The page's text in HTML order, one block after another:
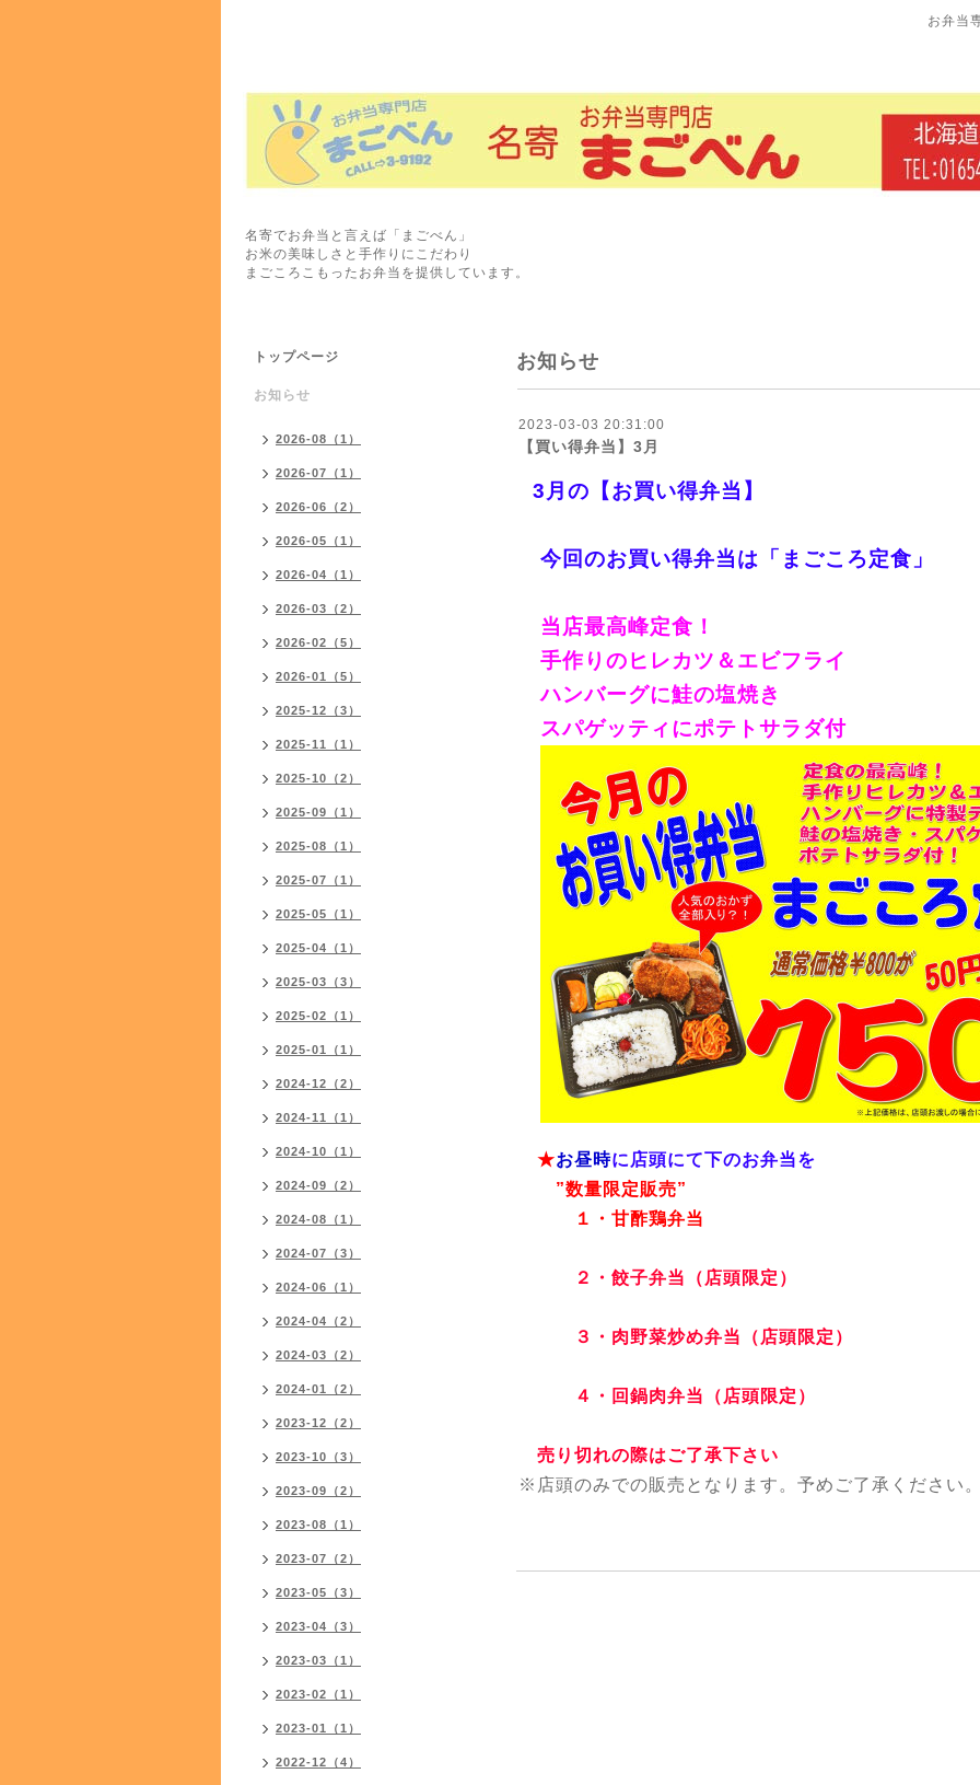
お弁当
名寄でお弁当と言えば「まごべん」
お米の美味しさと手作りにこだわり
まごころこもったお弁当を提供しています。
お知らせ
2023-03-03 20:31:00
【買い得弁当】3月
3月の【お買い得弁当】
今回のお買い得弁当は「まごころ定食」
当店最高峰定食！
手作りのヒレカツ＆エビフライ
ハンバーグに鮭の塩焼き
スパゲッティにポテトサラダ付
★お昼時に店頭にて下のお弁当を
”数量限定販売”
１・甘酢鶏弁当
２・餃子弁当（店頭限定）
３・肉野菜炒め弁当（店頭限定）
４・回鍋肉弁当（店頭限定）
売り切れの際はご了承下さい
※店頭のみでの販売となります。 予めご了承ください
トップページ
お知らせ
2026-08（1）
2026-07（1）
2026-06（2）
2026-05（1）
2026-04（1）
2026-03（2）
2026-02（5）
2026-01（5）
2025-12（3）
2025-11（1）
2025-10（2）
2025-09（1）
2025-08（1）
2025-07（1）
2025-05（1）
2025-04（1）
2025-03（3）
2025-02（1）
2025-01（1）
2024-12（2）
2024-11（1）
2024-10（1）
2024-09（2）
2024-08（1）
2024-07（3）
2024-06（1）
2024-04（2）
2024-03（2）
2024-01（2）
2023-12（2）
2023-10（3）
2023-09（2）
2023-08（1）
2023-07（2）
2023-05（3）
2023-04（3）
2023-03（1）
2023-02（1）
2023-01（1）
2022-12（4）